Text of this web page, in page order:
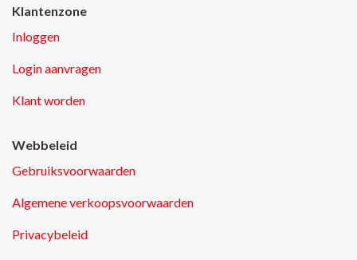
Klantenzone
Inloggen
Login aanvragen
Klant worden
Webbeleid
Gebruiksvoorwaarden
Algemene verkoopsvoorwaarden
Privacybeleid